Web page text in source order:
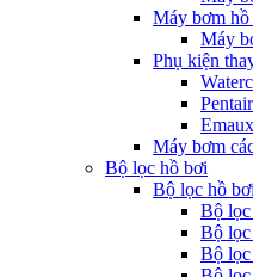
Máy bơm
Máy
Phụ kiện
Pentair
Emaux
Máy bơm
Bộ lọc hồ bơi
Bộ lọc hồ
Bộ
Bộ lọc
Bộ